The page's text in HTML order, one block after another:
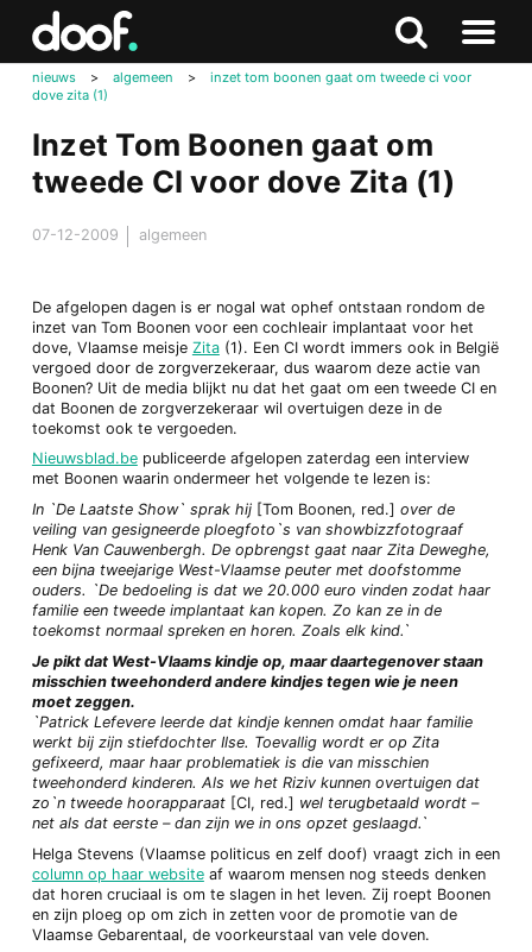
Zoeken
Naar
menu
nieuws > algemeen >
inzet tom boonen gaat om tweede ci voor
dove zita (1)
Inzet Tom Boonen gaat om
tweede CI voor dove Zita (1)
07-12-2009 algemeen
De afgelopen dagen is er nogal wat ophef ontstaan rondom de
inzet van Tom Boonen voor een cochleair implantaat voor het
dove, Vlaamse meisje Zita(1). Een CI wordt immers ook in België
vergoed door de zorgverzekeraar, dus waarom deze actie van
Boonen? Uit de media blijkt nu dat het gaat om een tweede CI en
dat Boonen de zorgverzekeraar wil overtuigen deze in de
toekomst ook te vergoeden.
Nieuwsblad.bepubliceerde afgelopen zaterdag een interview
met Boonen waarin ondermeer het volgende te lezen is:
In `De Laatste Show` sprak hij[Tom Boonen, red.] over de
veiling van gesigneerde ploegfoto`s van showbizzfotograaf
Henk Van Cauwenbergh. De opbrengst gaat naar Zita Deweghe,
een bijna tweejarige West-Vlaamse peuter met doofstomme
ouders. `De bedoeling is dat we 20.000 euro vinden zodat haar
familie een tweede implantaat kan kopen. Zo kan ze in de
toekomst normaal spreken en horen. Zoals elk kind.`
Je pikt dat West-Vlaams kindje op, maar daartegenover staan
misschien tweehonderd andere kindjes tegen wie je neen
moet zeggen.
`Patrick Lefevere leerde dat kindje kennen omdat haar familie
werkt bij zijn stiefdochter Ilse. Toevallig wordt er op Zita
gefixeerd, maar haar problematiek is die van misschien
tweehonderd kinderen. Als we het Riziv kunnen overtuigen dat
zo`n tweede hoorapparaat[CI, red.] wel terugbetaald wordt –
net als dat eerste – dan zijn we in ons opzet geslaagd.`
Helga Stevens (Vlaamse politicus en zelf doof) vraagt zich in een
column op haar websiteaf waarom mensen nog steeds denken
dat horen cruciaal is om te slagen in het leven. Zij roept Boonen
en zijn ploeg op om zich in zetten voor de promotie van de
Vlaamse Gebarentaal, de voorkeurstaal van vele doven.
Doof.nl
Zoeken
naar